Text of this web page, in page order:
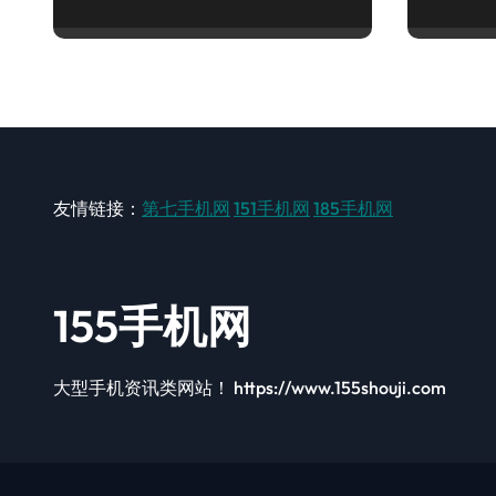
友情链接： 第七手机网 151手机网 185手机网
155手机网
大型手机资讯类网站！ https://www.155shouji.com